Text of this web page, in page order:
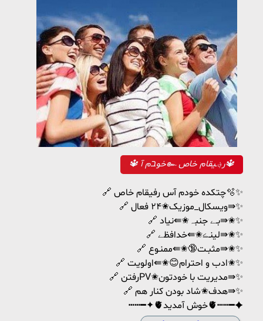
🔱 خوבم آ๛ ر؋ـیقام خاص🔱
🔗 چتکده خودم آس رفیقام خاص🫧✨
🔗 ویسکال_موزیک✬۲۴ فعال⇛✨
🔗 بـے جنبہ✬⇚نیاد⇛✬✨
🔗 لینـڪ✬⇚خدافظے⇛✬✨
🔗 مثبـت🔞✬⇚ممنـوع⇛✬✨
🔗 ادب و احترام😊✬⇚اولویت✬✨
🔗 رفتنPV✬مدیریت با خودتون⇛✨
🔗 هدف✬شاد بودن کنار هم⇛✨
┅┅━✦🫀خوش آمدید🫀┅┅━✦